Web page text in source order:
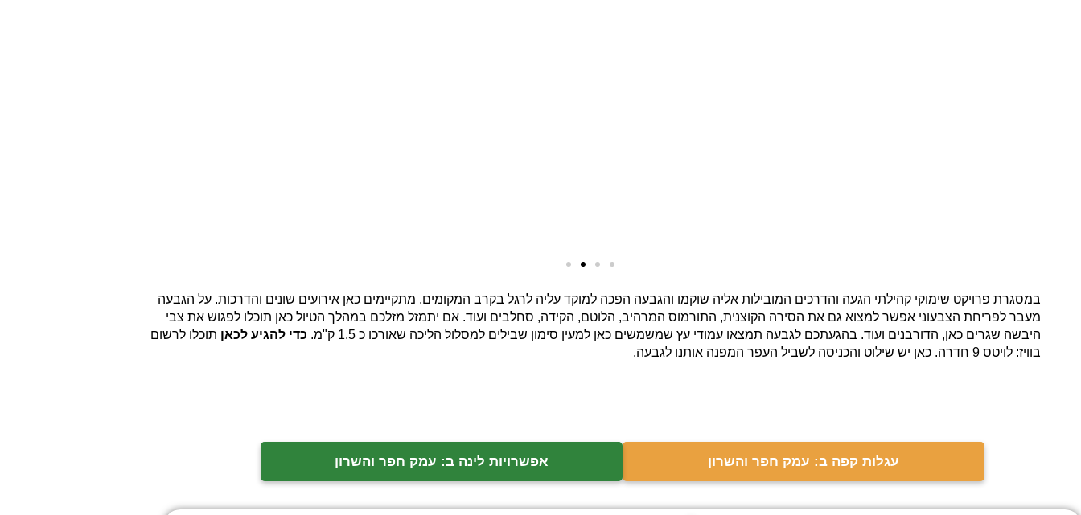
במסגרת פרויקט שימוקי קהילתי הגעה והדרכים המובילות אליה שוקמו והגבעה הפכה למוקד עליה לרגל בקרב המקומים. מתקיימים כאן אירועים שונים והדרכות. על הגבעה
מעבר לפריחת הצבעוני אפשר למצוא גם את הסירה הקוצנית, התורמוס המרהיב, הלוטם, הקידה, סחלבים ועוד. אם יתמזל מזלכם במהלך הטיול כאן תוכלו לפגוש את צבי
היבשה שגרים כאן, הדורבנים ועוד. בהגעתכם לגבעה תמצאו עמודי עץ שמשמשים כאן למעין סימון שבילים למסלול הליכה שאורכו כ 1.5 ק"מ.
כדי להגיע לכאן תוכלו לרשום
בוויז: לויטס 9 חדרה. כאן יש שילוט והכניסה לשביל העפר המפנה אותנו לגבעה.
עגלות קפה ב: עמק חפר והשרון אפשרויות לינה ב: עמק חפר והשרון